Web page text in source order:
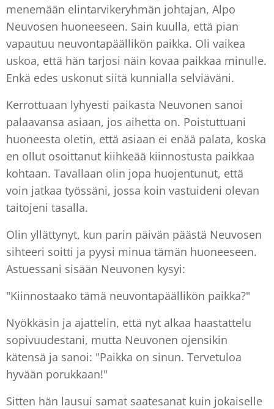
menemään elintarvikeryhmän johtajan, Alpo
Neuvosen huoneeseen. Sain kuulla, että pian
vapautuu neuvontapäällikön paikka. Oli vaikea
uskoa, että hän tarjosi näin kovaa paikkaa minulle.
Enkä edes uskonut siitä kunnialla selviäväni.
Kerrottuaan lyhyesti paikasta Neuvonen sanoi
palaavansa asiaan, jos aihetta on. Poistuttuani
huoneesta oletin, että asiaan ei enää palata, koska
en ollut osoittanut kiihkeää kiinnostusta paikkaa
kohtaan. Tavallaan olin jopa huojentunut, että
voin jatkaa työssäni, jossa koin vastuideni olevan
taitojeni tasalla.
Olin yllättynyt, kun parin päivän päästä Neuvosen
sihteeri soitti ja pyysi minua tämän huoneeseen.
Astuessani sisään Neuvonen kysyi:
"Kiinnostaako tämä neuvontapäällikön paikka?"
Nyökkäsin ja ajattelin, että nyt alkaa haastattelu
sopivuudestani, mutta Neuvonen ojensikin
kätensä ja sanoi: "Paikka on sinun. Tervetuloa
hyvään porukkaan!"
Sitten hän lausui samat saatesanat kuin jokaiselle